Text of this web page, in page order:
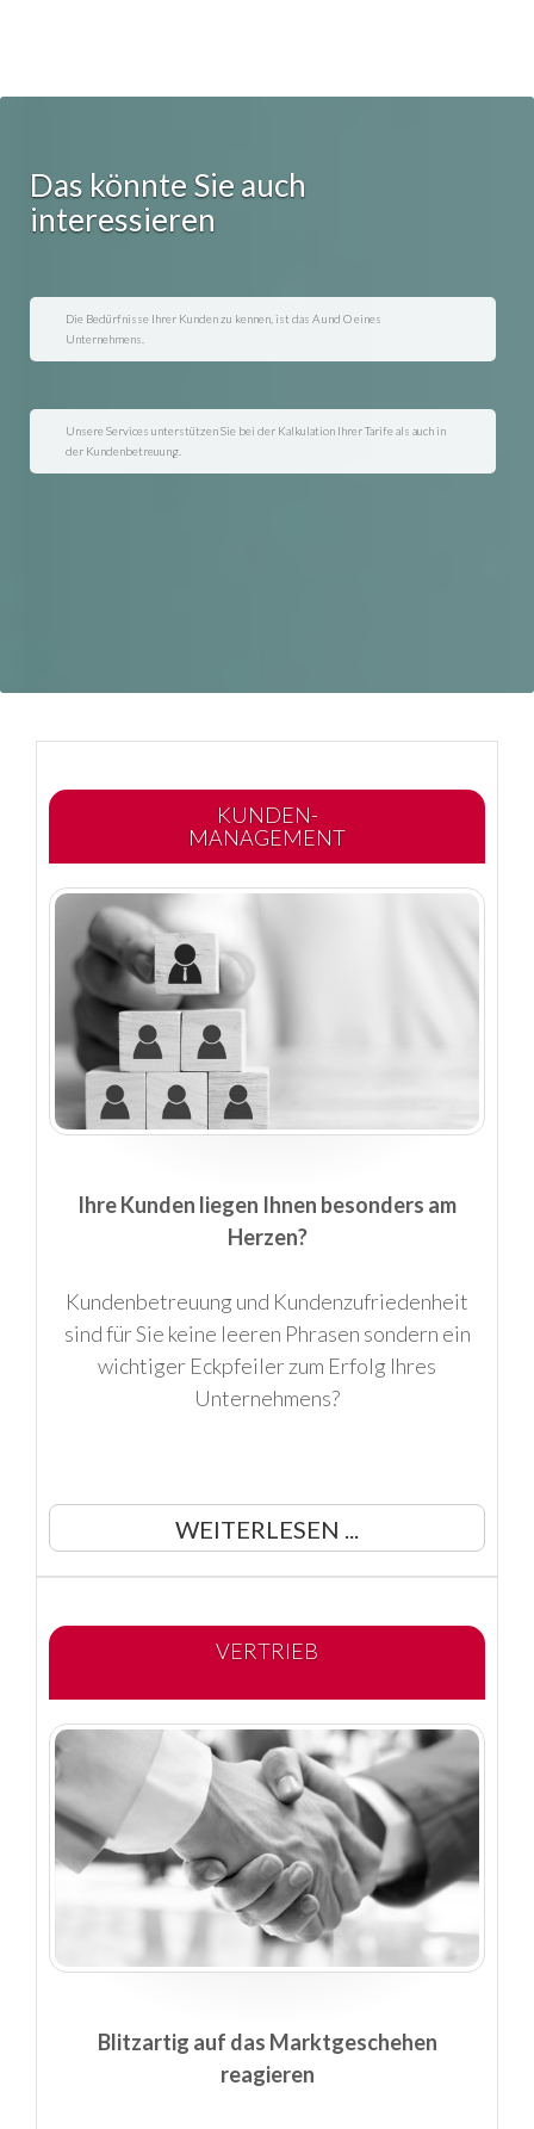
Das könnte Sie auch
interessieren
Die Bedürfnisse Ihrer Kunden zu kennen, ist das A und O eines
Unternehmens.
Unsere Services unterstützen Sie bei der Kalkulation Ihrer Tarife als auch in
der Kundenbetreuung.
KUNDEN-
MANAGEMENT
Ihre Kunden liegen Ihnen besonders am
Herzen?
Kundenbetreuung und Kundenzufriedenheit
sind für Sie keine leeren Phrasen sondern ein
wichtiger Eckpfeiler zum Erfolg Ihres
Unternehmens?
WEITERLESEN ...
VERTRIEB
Blitzartig auf das Marktgeschehen
reagieren